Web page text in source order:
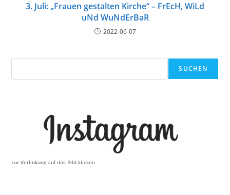
3. Juli: „Frauen gestalten Kirche“ – FrEcH, WiLd
uNd WuNdErBaR
2022-06-07
SUCHEN
zur Verlinkung auf das Bild klicken